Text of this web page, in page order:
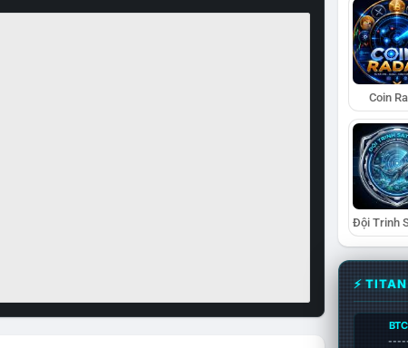
Coin
⚡
BTC